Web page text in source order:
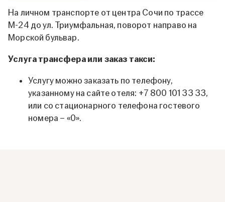
На личном транспорте от центра Сочи по трассе
М-24 до ул. Триумфальная, поворот направо на
Морской бульвар.
Услуга трансфера или заказ такси:
Услугу можно заказать по телефону,
указанному на сайте отеля: +7 800 101 33 33,
или со стационарного телефона гостевого
номера – «0».